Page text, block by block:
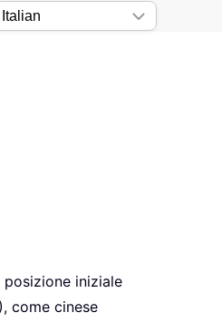
posizione iniziale
come cinese